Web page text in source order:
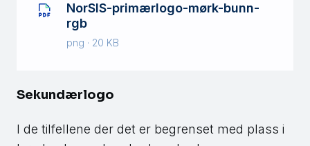
NorSIS-primærlogo-mørk-bunn-
rgb
png · 20 KB
Sekundærlogo
I de tilfellene der det er begrenset med plass i